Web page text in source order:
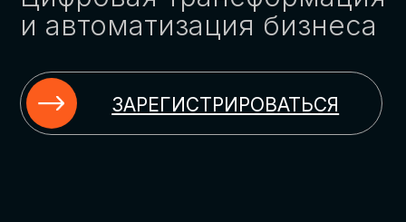
ИСКУССТВЕННЫЙ ИНТЕЛЛЕКТ
ЦИФРОВИЗАЦИЯ
ИМПОРТОЗАМЕЩЕНИЕ